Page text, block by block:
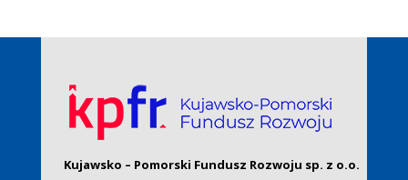
Kujawsko – Pomorski Fundusz Rozwoju sp. z o.o.